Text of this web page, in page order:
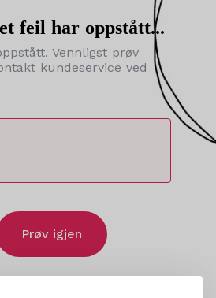
feil har oppstått...
Vennligst prøv
kundeservice ved
Prøv igjen